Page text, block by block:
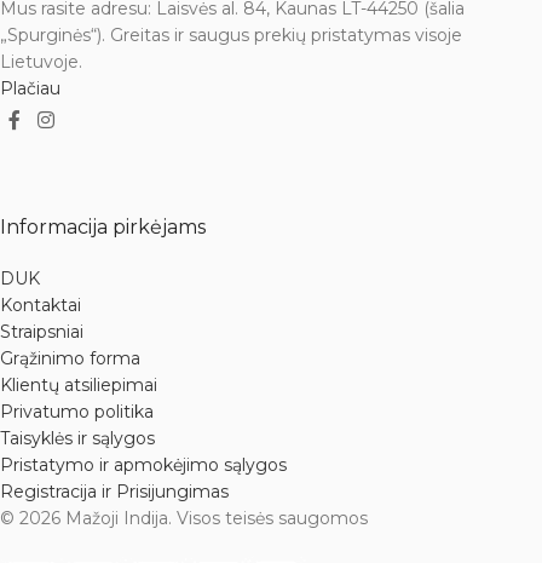
Mus rasite adresu: Laisvės al. 84, Kaunas LT-44250 (šalia
„Spurginės“). Greitas ir saugus prekių pristatymas visoje
Lietuvoje.
Plačiau
Informacija pirkėjams
DUK
Kontaktai
Straipsniai
Grąžinimo forma
Klientų atsiliepimai
Privatumo politika
Taisyklės ir sąlygos
Pristatymo ir apmokėjimo sąlygos
Registracija ir Prisijungimas
© 2026 Mažoji Indija. Visos teisės saugomos